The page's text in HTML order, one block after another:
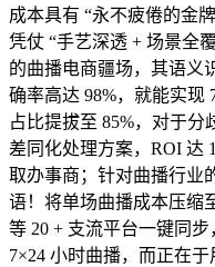
成本具有 “永不疲倦的金
凭仗 “手艺深透 + 场景全
的曲播电商疆场，其语义
确率高达 98%，就能实现
占比提拔至 85%，对于
差同化处理方案，ROI 达
取办事商；针对曲播行业
语！将单场曲播成本压缩
等 20 + 支流平台一键同
7×24 小时曲播，而正在